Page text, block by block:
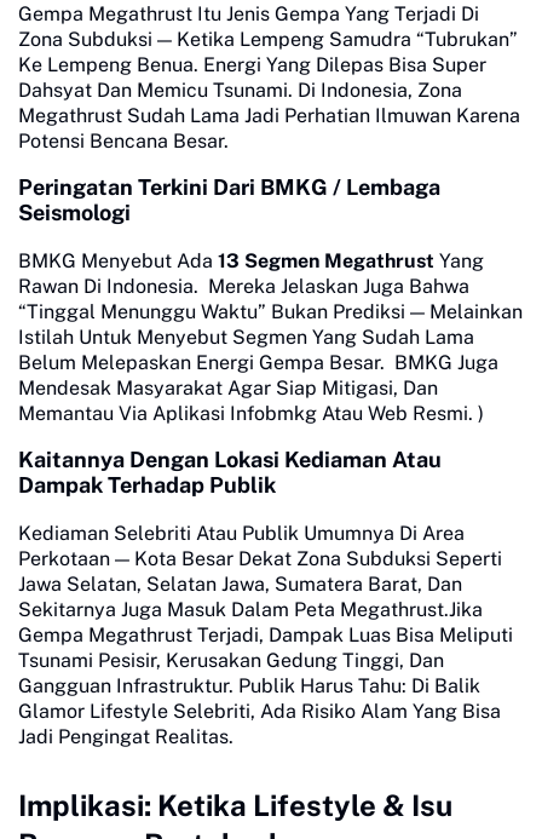
Gempa Megathrust Itu Jenis Gempa Yang Terjadi Di
Zona Subduksi — Ketika Lempeng Samudra “Tubrukan”
Ke Lempeng Benua. Energi Yang Dilepas Bisa Super
Dahsyat Dan Memicu Tsunami. Di Indonesia, Zona
Megathrust Sudah Lama Jadi Perhatian Ilmuwan Karena
Potensi Bencana Besar.
Peringatan Terkini Dari BMKG / Lembaga
Seismologi
BMKG Menyebut Ada 13 Segmen Megathrust Yang
Rawan Di Indonesia. Mereka Jelaskan Juga Bahwa
“Tinggal Menunggu Waktu” Bukan Prediksi — Melainkan
Istilah Untuk Menyebut Segmen Yang Sudah Lama
Belum Melepaskan Energi Gempa Besar. BMKG Juga
Mendesak Masyarakat Agar Siap Mitigasi, Dan
Memantau Via Aplikasi Infobmkg Atau Web Resmi. )
Kaitannya Dengan Lokasi Kediaman Atau
Dampak Terhadap Publik
Kediaman Selebriti Atau Publik Umumnya Di Area
Perkotaan — Kota Besar Dekat Zona Subduksi Seperti
Jawa Selatan, Selatan Jawa, Sumatera Barat, Dan
Sekitarnya Juga Masuk Dalam Peta Megathrust.Jika
Gempa Megathrust Terjadi, Dampak Luas Bisa Meliputi
Tsunami Pesisir, Kerusakan Gedung Tinggi, Dan
Gangguan Infrastruktur. Publik Harus Tahu: Di Balik
Glamor Lifestyle Selebriti, Ada Risiko Alam Yang Bisa
Jadi Pengingat Realitas.
Implikasi: Ketika Lifestyle & Isu